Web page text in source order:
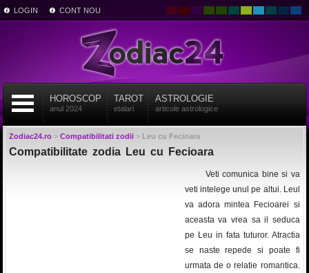
LOGIN CONT NOU
HOROSCOP
anul 2024
TAROT
etalari
ASTROLOGIE
articole astrologice
Zodiac24.ro> Compatibilitati zodii> Leu cu Fecioara
Compatibilitate zodia Leu cu Fecioara
Veti comunica bine si va
veti intelege unul pe altui. Leul
va adora mintea Fecioarei si
aceasta va vrea sa il seduca
pe Leu in fata tuturor. Atractia
se naste repede si poate fi
urmata de o relatie romantica.